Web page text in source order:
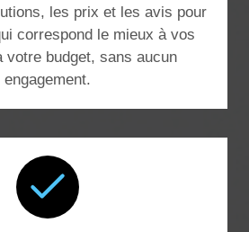
les prix et les avis pour
correspond le mieux à vos
votre budget, sans aucun
engagement.